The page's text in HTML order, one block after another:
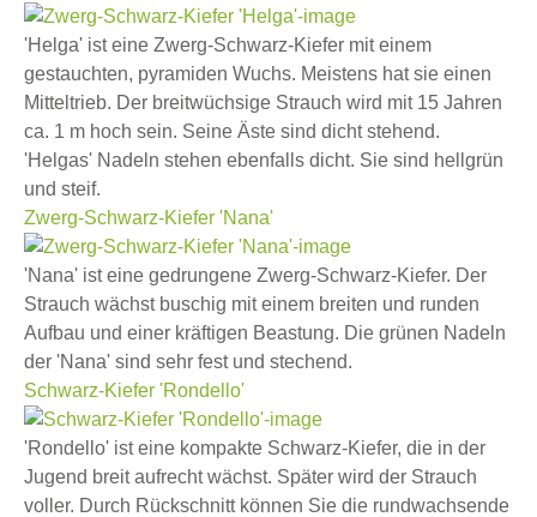
'Helga' ist eine Zwerg-Schwarz-Kiefer mit einem
gestauchten, pyramiden Wuchs. Meistens hat sie einen
Mitteltrieb. Der breitwüchsige Strauch wird mit 15 Jahren
ca. 1 m hoch sein. Seine Äste sind dicht stehend.
'Helgas' Nadeln stehen ebenfalls dicht. Sie sind hellgrün
und steif.
Zwerg-Schwarz-Kiefer 'Nana'
'Nana' ist eine gedrungene Zwerg-Schwarz-Kiefer. Der
Strauch wächst buschig mit einem breiten und runden
Aufbau und einer kräftigen Beastung. Die grünen Nadeln
der 'Nana' sind sehr fest und stechend.
Schwarz-Kiefer 'Rondello'
'Rondello' ist eine kompakte Schwarz-Kiefer, die in der
Jugend breit aufrecht wächst. Später wird der Strauch
voller. Durch Rückschnitt können Sie die rundwachsende